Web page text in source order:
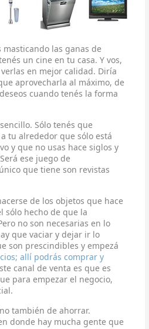
las ganas de
un cine en tu casa. Y vos,
en mejor calidad. Diría
aprovecharla al máximo, de
cuando tenés la forma
Sólo tenés que
tu alrededor que sólo está
y que no usas hace siglos y
ese juego de
que tiene son revistas
de los objetos que hace
sólo hecho de que la
no son necesarias en lo
que vaciar y dejar ir lo
son prescindibles y empezá
allí podrás comprar y
canal de venta es que es
para empezar el negocio,
también de ahorrar.
donde hay mucha gente que